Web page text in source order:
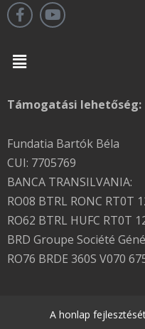
Menu
Támogatási lehetőség:
Fundatia Bartók Béla
CUI: 7705769
BANCA TRANSILVANIA:
RO08 BTRL RONC RT0T
RO62 BTRL HUFC RT0T
BRD Groupe Société
RO76 BRDE 360S V070
A honlap